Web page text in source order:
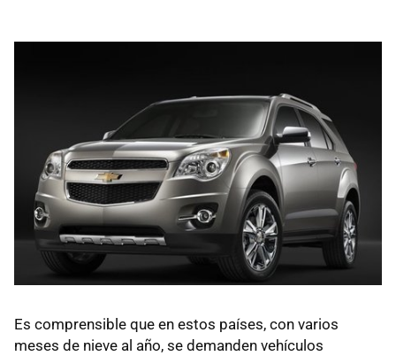
Es comprensible que en estos países, con varios
meses de nieve al año, se demanden vehículos